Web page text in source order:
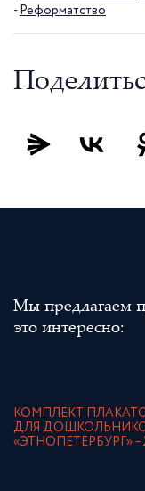
- Реформатство
Мы предлагаем
это интересно:
КОМПЛЕКТ
ДЛЯ
«ЭТНОПЕТЕРБУРГ» –